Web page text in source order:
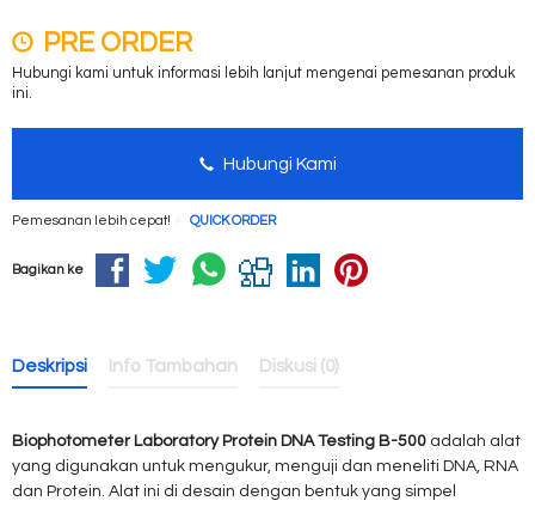
PRE ORDER
Hubungi kami untuk informasi lebih lanjut mengenai pemesanan produk
ini.
Hubungi Kami
Pemesanan lebih cepat! QUICK ORDER
Bagikan ke
Deskripsi Info Tambahan Diskusi (0)
Biophotometer Laboratory Protein DNA Testing B-500 adalah alat
yang digunakan untuk mengukur, menguji dan meneliti DNA, RNA
dan Protein. Alat ini di desain dengan bentuk yang simpel